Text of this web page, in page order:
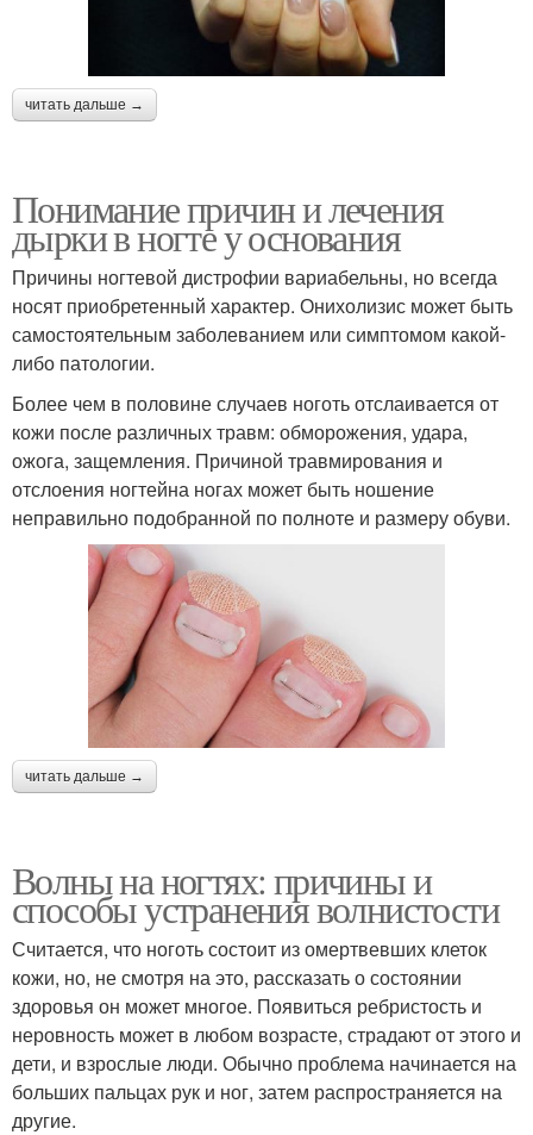
читать дальше →
Понимание причин и лечения
дырки в ногте у основания
Причины ногтевой дистрофии вариабельны, но всегда
носят приобретенный характер. Онихолизис может быть
самостоятельным заболеванием или симптомом какой-
либо патологии.
Более чем в половине случаев ноготь отслаивается от
кожи после различных травм: обморожения, удара,
ожога, защемления. Причиной травмирования и
отслоения ногтейна ногах может быть ношение
неправильно подобранной по полноте и размеру обуви.
читать дальше →
Волны на ногтях: причины и
способы устранения волнистости
Считается, что ноготь состоит из омертвевших клеток
кожи, но, не смотря на это, рассказать о состоянии
здоровья он может многое. Появиться ребристость и
неровность может в любом возрасте, страдают от этого и
дети, и взрослые люди. Обычно проблема начинается на
больших пальцах рук и ног, затем распространяется на
другие.